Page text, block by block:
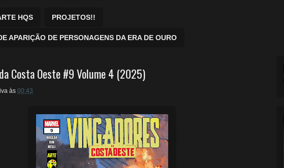
HQS PROJETOS!!
APARIÇÃO DE PERSONAGENS DA ERA DE OURO
Costa Oeste #9 Volume 4 (2025)
às 00:43